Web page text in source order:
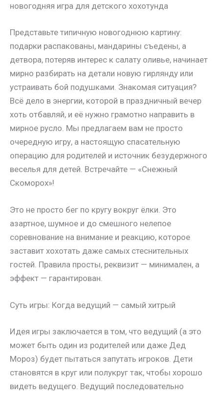
новогодняя игра для детского хохотунда
Представьте типичную новогоднюю картину:
подарки распакованы, мандарины съедены, а
детвора, потеряв интерес к салату оливье, начинает
мирно разбирать на детали новую гирлянду или
устраивать бой подушками. Знакомая ситуация?
Всё дело в энергии, которой в праздничный вечер
хоть отбавляй, и её нужно грамотно направить в
мирное русло. Мы предлагаем вам не просто
очередную игру, а настоящую спасательную
операцию для родителей и источник безудержного
веселья для детей. Встречайте — «Снежный
Скоморох»!
Это не просто бег по кругу вокруг ёлки. Это
азартное, шумное и до смешного нелепое
соревнование на внимание и реакцию, которое
заставит хохотать даже самых стеснительных
гостей. Правила просты, реквизит — минимален, а
эффект — гарантирован.
Суть игры: Когда ведущий — самый хитрый
Идея игры заключается в том, что ведущий (а это
может быть один из родителей или даже Дед
Мороз) будет пытаться запутать игроков. Дети
становятся в круг или полукруг так, чтобы хорошо
видеть ведущего. Ведущий последовательно